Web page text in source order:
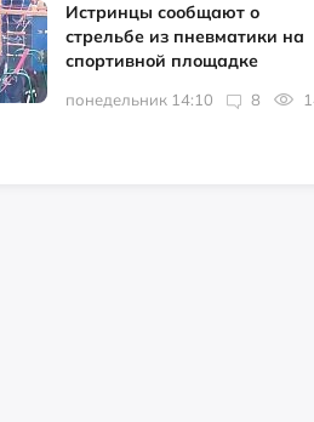
Истринцы сообщают о
стрельбе из пневматики на
спортивной площадке
понедельник 14:10 8